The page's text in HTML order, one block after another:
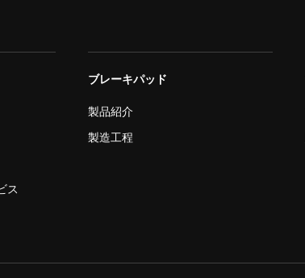
ス
ブレーキパッド
製品紹介
製造工程